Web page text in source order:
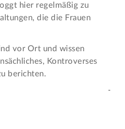
hier regelmäßig zu
die die Frauen
vor Ort und wissen
Kontroverses
berichten.
-